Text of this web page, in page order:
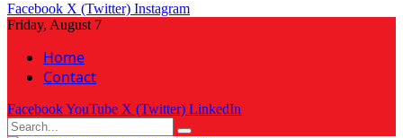
Facebook X (Twitter) Instagram
Friday, August 7
Home
Contact
FacebookYouTube X (Twitter) LinkedIn